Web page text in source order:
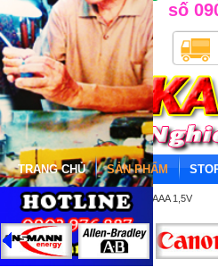
số
TRANG CHỦ SẢN PHẨM
Trang chủ » PIN ALKALINE AAAA 1,5V